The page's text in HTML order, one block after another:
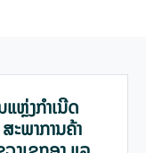
ຫຼ່ງກຳເນີດ
ພາການຄ້າ